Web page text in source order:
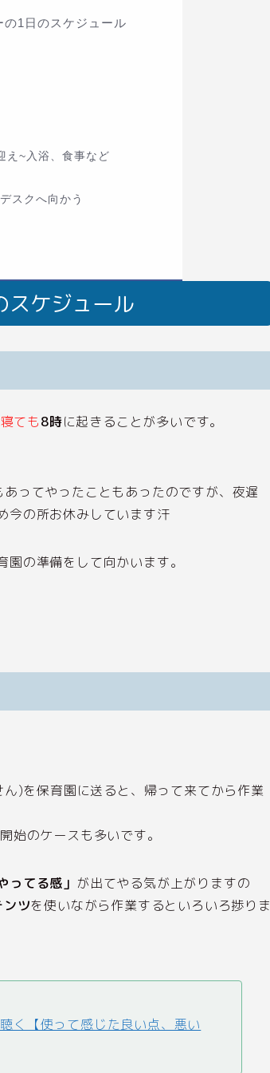
1日のスケジュール
~入浴、食事など
スクへ向かう
スケジュール
ても8時に起きることが多いです。
ってやったこともあったのですが、夜遅
今の所お休みしています汗
の準備をして向かいます。
)を保育園に送ると、帰って来てから作業
始のケースも多いです。
ってる感」 が出てやる気が上がりますの
ツを使いながら作業するといろいろ捗りま
く【使って感じた良い点、悪い